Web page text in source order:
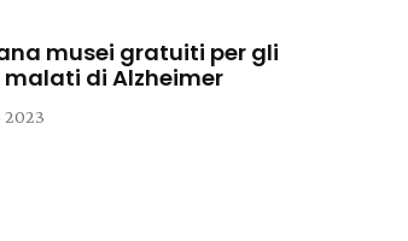
musei gratuiti per gli
di Alzheimer
2023